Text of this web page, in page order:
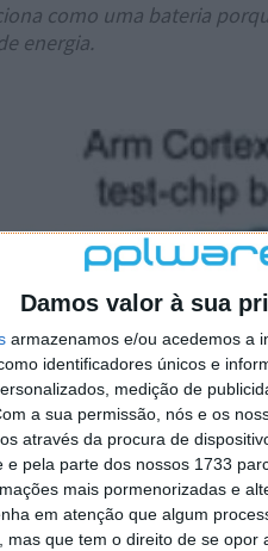
Damos valor à sua
armazenamos e/ou acedemos a
identificadores únicos e
medição de
a sua permissão, nós e os
através da procura de
pela parte dos nossos 1733
mais pormenorizadas e
em atenção que algum
mas que tem o direito de se
como uma bateria
energia.